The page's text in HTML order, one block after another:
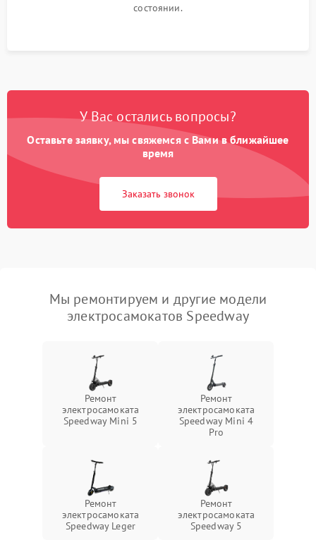
состоянии.
У Вас остались вопросы?
Оставьте заявку, мы свяжемся с Вами в ближайшее
время
Заказать звонок
Мы ремонтируем и другие модели
электросамокатов Speedway
Ремонт
электросамоката
Speedway Mini 5
Ремонт
электросамоката
Speedway Mini 4
Pro
Ремонт
электросамоката
Speedway Leger
Ремонт
электросамоката
Speedway 5